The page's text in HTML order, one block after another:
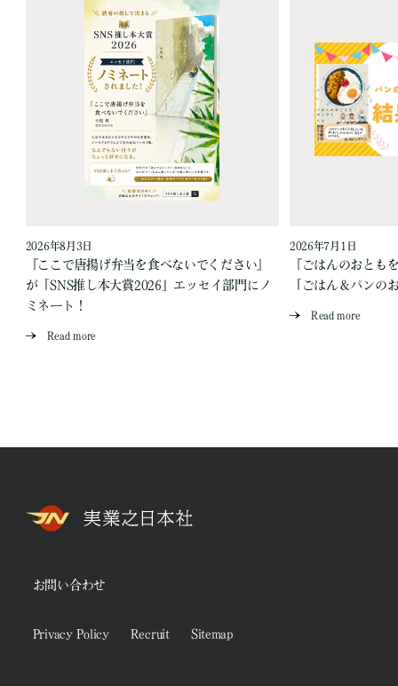
2026年8月3日
『ここで唐揚げ弁当を食べないでください』
が「SNS推し本大賞2026」エッセイ部門にノ
ミネート！
Read more
2026年7月1日
『ごはんのおとも
「ごはん＆パンの
Read more
お問い合わせ
Privacy Policy Recruit Sitemap